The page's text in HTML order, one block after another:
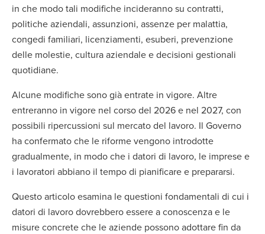
in che modo tali modifiche incideranno su contratti,
politiche aziendali, assunzioni, assenze per malattia,
congedi familiari, licenziamenti, esuberi, prevenzione
delle molestie, cultura aziendale e decisioni gestionali
quotidiane.
Alcune modifiche sono già entrate in vigore. Altre
entreranno in vigore nel corso del 2026 e nel 2027, con
possibili ripercussioni sul mercato del lavoro. Il Governo
ha confermato che le riforme vengono introdotte
gradualmente, in modo che i datori di lavoro, le imprese e
i lavoratori abbiano il tempo di pianificare e prepararsi.
Questo articolo esamina le questioni fondamentali di cui i
datori di lavoro dovrebbero essere a conoscenza e le
misure concrete che le aziende possono adottare fin da